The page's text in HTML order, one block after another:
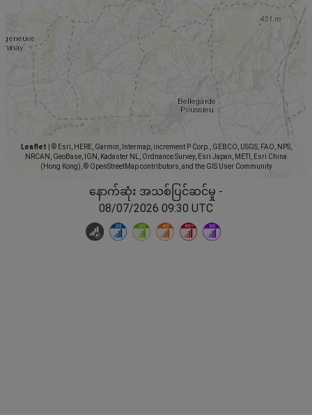
Leaflet
© Esri, HERE, Garmin, Intermap, increment P Corp., GEBCO, USGS, FAO, NPS,
NRCAN, GeoBase, IGN, Kadaster NL, Ordnance Survey, Esri Japan, METI, Esri China
(Hong Kong), © OpenStreetMap contributors, and the GIS User Community
နောက်ဆုံး အသစ်ပြင်ဆင်မှု -
08/07/2026 09:30 UTC